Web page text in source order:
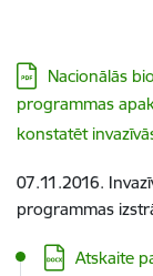
Lejupielādēt:
Nacionālās
programmas
konstatēt
07.11.2016.
programmas
Lejupielādēt:
Atskaite